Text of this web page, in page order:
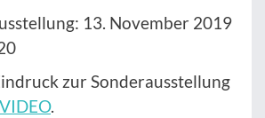
13. November 2019
zur Sonderausstellung
VIDEO.